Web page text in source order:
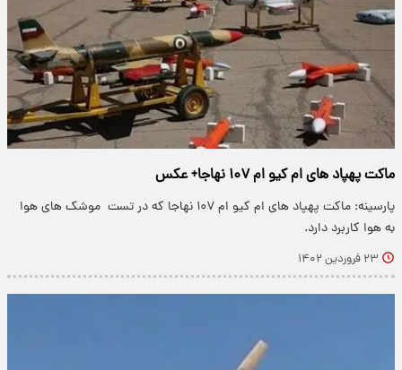
ماکت پهپاد های ام کیو ام ۱۰۷ نهاجا+ عکس
پارسینه: ماکت پهپاد های ام کیو ام ۱۰۷ نهاجا که در تست موشک های هوا
به هوا کاربرد دارد.
۲۳ فروردین ۱۴۰۲